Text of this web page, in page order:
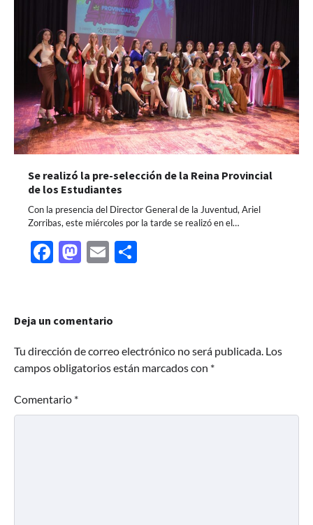
Se realizó la pre-selección de la Reina Provincial
de los Estudiantes
Con la presencia del Director General de la Juventud, Ariel
Zorribas, este miércoles por la tarde se realizó en el…
Facebook
Mastodon
Email
Deja un comentario
Tu dirección de correo electrónico no será publicada. Los
campos obligatorios están marcados con *
Comentario *